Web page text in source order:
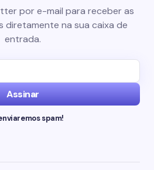
por e-mail para receber as
diretamente na sua caixa de
entrada.
Assinar
spam!